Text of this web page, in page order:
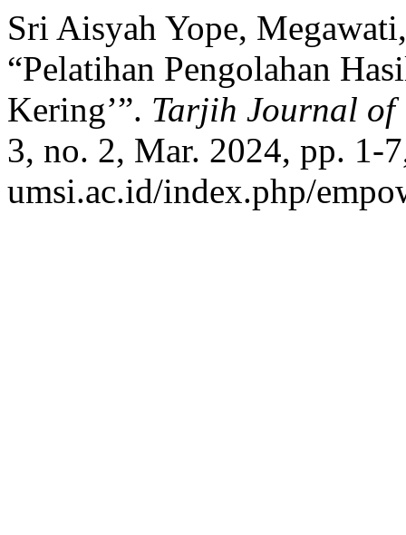
Sri Aisyah Yope,
“Pelatihan Pengolahan
Kering’”. Tarjih Journal of
3, no. 2, Mar. 2024, pp. 1-
umsi.ac.id/index.php/